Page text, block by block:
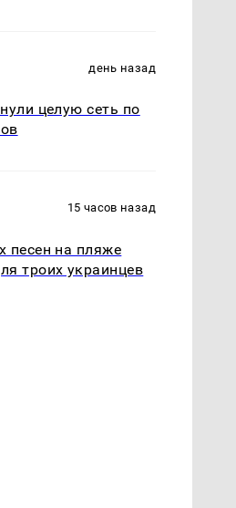
день назад
целую сеть по
15 часов назад
песен на пляже
троих украинцев